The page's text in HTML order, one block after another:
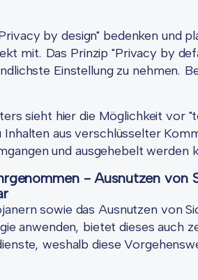
by design" bedenken und
mit. Das Prinzip "Privacy by
Einstellung zu nehmen.
sieht hier die Möglichkeit vor
aus verschlüsselter
und ausgehebelt werden
- Ausnutzen von
sowie das Ausnutzen von
anwenden, bietet dieses auch
weshalb diese